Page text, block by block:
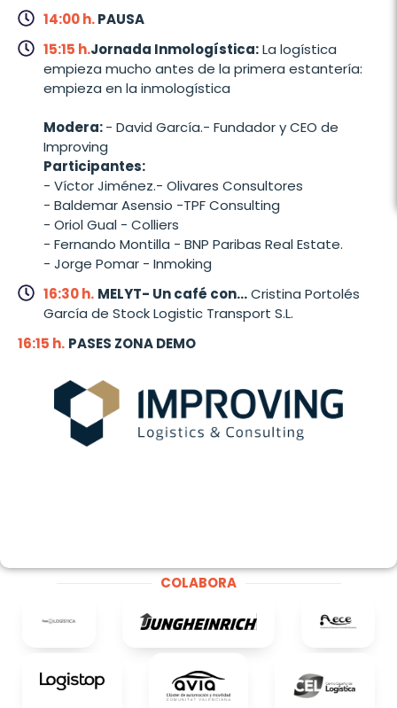
14:00 h.PAUSA
15:15 h.Jornada Inmologística:La logística
empieza mucho antes de la primera estantería:
empieza en la inmologística
Modera:- David García.- Fundador y CEO de
Improving
Participantes:
- Víctor Jiménez.- Olivares Consultores
- Baldemar Asensio -TPF Consulting
- Oriol Gual - Colliers
- Fernando Montilla - BNP Paribas Real Estate.
- Jorge Pomar - Inmoking
16:30 h. MELYT- Un café con...Cristina Portolés
García de Stock Logistic Transport S.L.
16:15 h. PASES ZONA DEMO
COLABORA